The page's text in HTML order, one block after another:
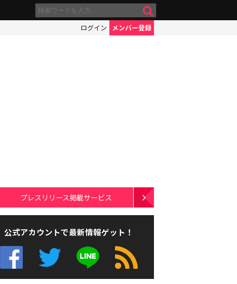
ログイン メンバー登録
プレスリリース掲載サービス
公式アカウントで最新情報ゲット！